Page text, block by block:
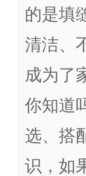
的是填
清洁、
成为了
你知道
选、搭
识，如